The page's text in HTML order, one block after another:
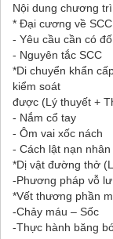
Nội dung chương
* Đại cương về
- Yêu cầu cần có
- Nguyên tắc SCC
*Di chuyển khẩn
kiểm soát
được (Lý thuyết +
- Nắm cổ tay
- Ôm vai xốc nách
- Cách lật nạn nhân
*Dị vật đường thở
-Phương pháp vỗ
*Vết thương phần
-Chảy máu – Sốc
-Thực hành băng